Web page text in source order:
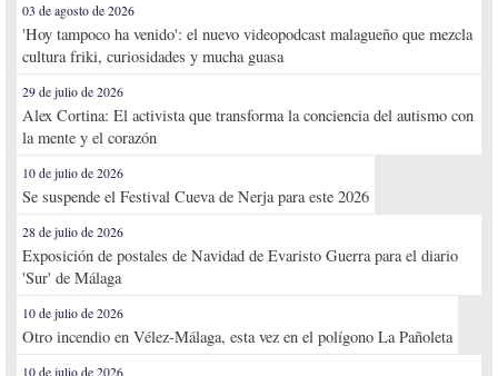
03 de agosto de 2026
'Hoy tampoco ha venido': el nuevo videopodcast malagueño que mezcla
cultura friki, curiosidades y mucha guasa
29 de julio de 2026
Alex Cortina: El activista que transforma la conciencia del autismo con
la mente y el corazón
10 de julio de 2026
Se suspende el Festival Cueva de Nerja para este 2026
28 de julio de 2026
Exposición de postales de Navidad de Evaristo Guerra para el diario
'Sur' de Málaga
10 de julio de 2026
Otro incendio en Vélez-Málaga, esta vez en el polígono La Pañoleta
10 de julio de 2026